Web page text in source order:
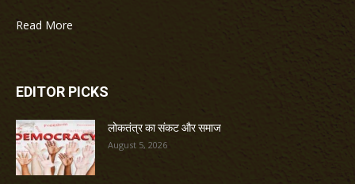
Read More
EDITOR PICKS
लोकतंत्र का संकट और समाज
August 5, 2026